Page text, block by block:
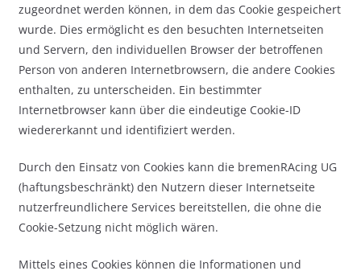
zugeordnet werden können, in dem das Cookie gespeichert
wurde. Dies ermöglicht es den besuchten Internetseiten
und Servern, den individuellen Browser der betroffenen
Person von anderen Internetbrowsern, die andere Cookies
enthalten, zu unterscheiden. Ein bestimmter
Internetbrowser kann über die eindeutige Cookie-ID
wiedererkannt und identifiziert werden.
Durch den Einsatz von Cookies kann die bremenRAcing UG
(haftungsbeschränkt) den Nutzern dieser Internetseite
nutzerfreundlichere Services bereitstellen, die ohne die
Cookie-Setzung nicht möglich wären.
Mittels eines Cookies können die Informationen und